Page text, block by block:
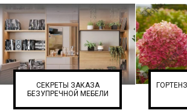
СЕКРЕТЫ ЗАКАЗА
БЕЗУПРЕЧНОЙ МЕБЕЛИ